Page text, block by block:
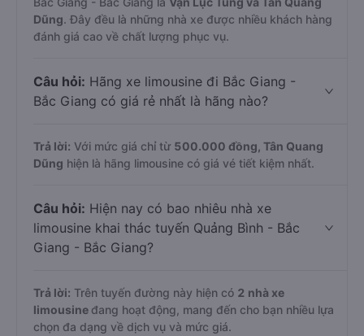
Dũng. Đây đều là những nhà xe được nhiều khách hàng
đánh giá cao về chất lượng phục vụ.
Câu hỏi: Hãng xe limousine đi Bắc Giang -
Bắc Giang có giá rẻ nhất là hãng nào?
Trả lời: Với mức giá chỉ từ 500.000 đồng, Tân Quang
Dũng hiện là hãng limousine có giá vé tiết kiệm nhất.
Câu hỏi: Hiện nay có bao nhiêu nhà xe
limousine khai thác tuyến Quảng Bình - Bắc
Giang - Bắc Giang?
Trả lời: Trên tuyến đường này hiện có 2 nhà xe
limousine đang hoạt động, mang đến cho bạn nhiều lựa
chọn đa dạng về dịch vụ và mức giá.